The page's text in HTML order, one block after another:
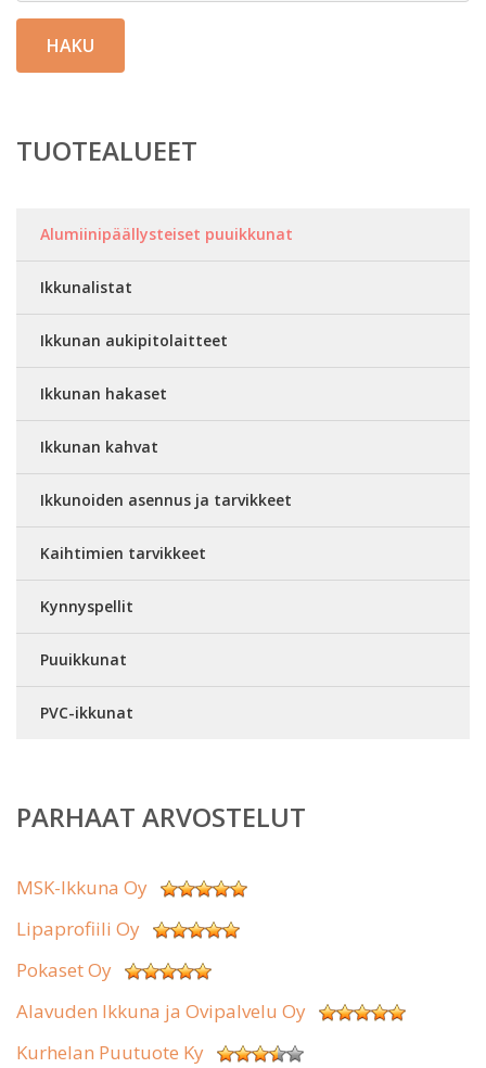
HAKU
TUOTEALUEET
Alumiinipäällysteiset puuikkunat
Ikkunalistat
Ikkunan aukipitolaitteet
Ikkunan hakaset
Ikkunan kahvat
Ikkunoiden asennus ja tarvikkeet
Kaihtimien tarvikkeet
Kynnyspellit
Puuikkunat
PVC-ikkunat
PARHAAT ARVOSTELUT
MSK-Ikkuna Oy
Lipaprofiili Oy
Pokaset Oy
Alavuden Ikkuna ja Ovipalvelu Oy
Kurhelan Puutuote Ky